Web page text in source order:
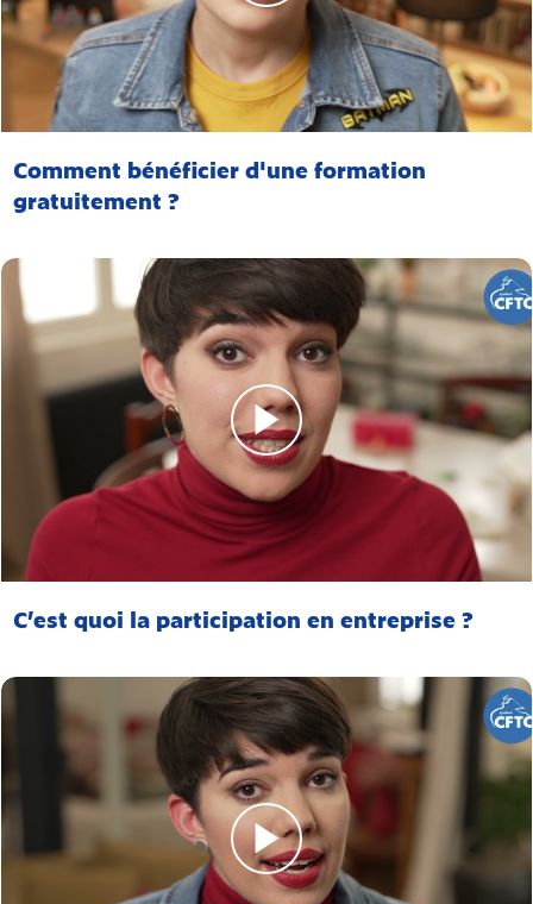
Comment bénéficier d'une formation
gratuitement ?
C’est quoi la participation en entreprise ?